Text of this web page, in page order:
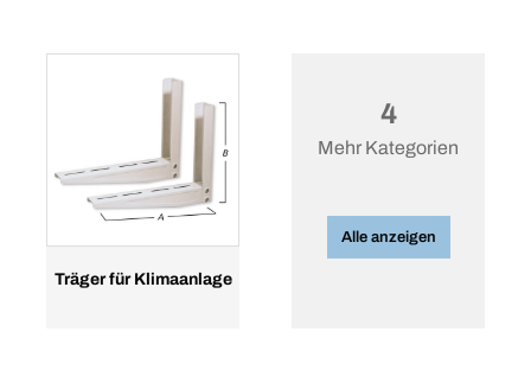
Träger für Klimaanlage
4
Mehr Kategorien
Alle anzeigen